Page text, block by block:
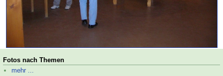
Fotos nach Themen
mehr ...